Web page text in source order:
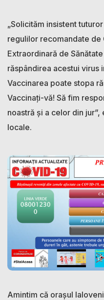
„Solicităm insistent
regulilor recomandate de
Extraordinară de
răspândirea acestui virus
Vaccinarea poate stopa
Vaccinați-vă! Să fim
noastră și a celor din
locale.
Amintim că orașul